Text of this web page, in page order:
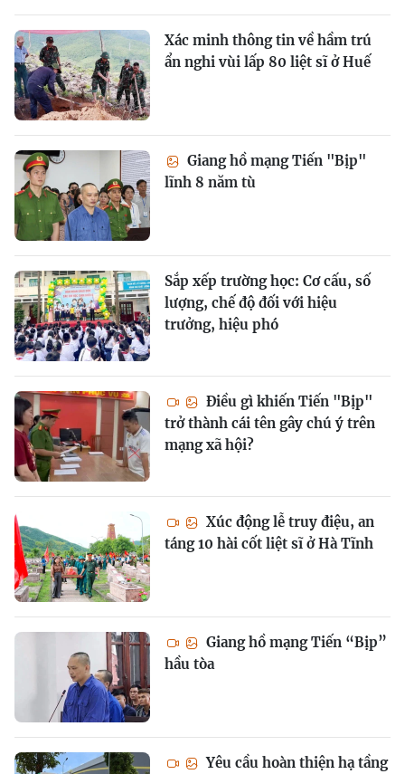
Xác minh thông tin về hầm trú
ẩn nghi vùi lấp 80 liệt sĩ ở Huế
Giang hồ mạng Tiến "Bịp"
lĩnh 8 năm tù
Sắp xếp trường học: Cơ cấu, số
lượng, chế độ đối với hiệu
trưởng, hiệu phó
Điều gì khiến Tiến "Bịp"
trở thành cái tên gây chú ý trên
mạng xã hội?
Xúc động lễ truy điệu, an
táng 10 hài cốt liệt sĩ ở Hà Tĩnh
Giang hồ mạng Tiến “Bịp”
hầu tòa
Yêu cầu hoàn thiện hạ tầng